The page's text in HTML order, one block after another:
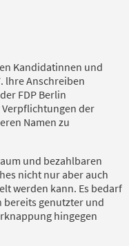
Kandidatinnen und
lhre Anschreiben
FDP Berlin
der
Namen zu
und bezahlbaren
nicht nur aber auch
werden kann. Es bedarf
bereits genutzter und
hingegen